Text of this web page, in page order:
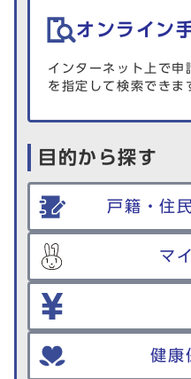
オンライン
インターネット上で申
を指定して検索できま
目的から探す
戸籍・住
マ
健康